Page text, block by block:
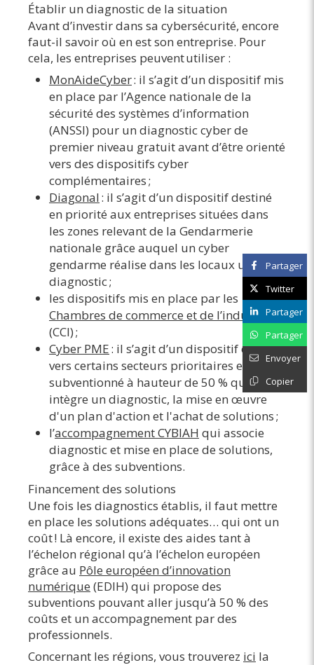
Établir un diagnostic de la situation
Avant d’investir dans sa cybersécurité, encore
faut-il savoir où en est son entreprise. Pour
cela, les entreprises peuvent utiliser :
MonAideCyber: il s’agit d’un dispositif mis
en place par l’Agence nationale de la
sécurité des systèmes d’information
(ANSSI) pour un diagnostic cyber de
premier niveau gratuit avant d’être orienté
vers des dispositifs cyber
complémentaires ;
Diagonal: il s’agit d’un dispositif destiné
en priorité aux entreprises situées dans
les zones relevant de la Gendarmerie
nationale grâce auquel un cyber
gendarme réalise dans les locaux un pré-
diagnostic ;
les dispositifs mis en place par les
Chambres de commerce et de l’industrie
(CCI) ;
Cyber PME: il s’agit d’un dispositif orienté
vers certains secteurs prioritaires et
subventionné à hauteur de 50 % qui
intègre un diagnostic, la mise en œuvre
d'un plan d'action et l'achat de solutions ;
l’accompagnement CYBIAH qui associe
diagnostic et mise en place de solutions,
grâce à des subventions.
Financement des solutions
Une fois les diagnostics établis, il faut mettre
en place les solutions adéquates… qui ont un
coût ! Là encore, il existe des aides tant à
l’échelon régional qu’à l’échelon européen
grâce au Pôle européen d’innovation
numérique (EDIH) qui propose des
subventions pouvant aller jusqu’à 50 % des
coûts et un accompagnement par des
professionnels.
Concernant les régions, vous trouverez ici la
Partager
Twitter
Partager
Partager
Envoyer
Copier